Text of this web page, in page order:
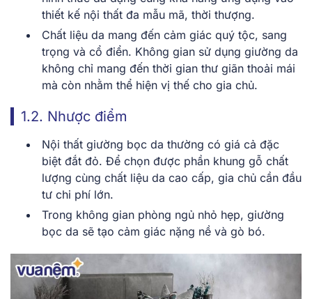
thiết kế nội thất đa mẫu mã, thời thượng.
Chất liệu da mang đến cảm giác quý tộc, sang
trọng và cổ điển. Không gian sử dụng giường da
không chỉ mang đến thời gian thư giãn thoải mái
mà còn nhằm thể hiện vị thế cho gia chủ.
1.2. Nhược điểm
Nội thất giường bọc da thường có giá cả đặc
biệt đắt đỏ. Để chọn được phần khung gỗ chất
lượng cùng chất liệu da cao cấp, gia chủ cần đầu
tư chi phí lớn.
Trong không gian phòng ngủ nhỏ hẹp, giường
bọc da sẽ tạo cảm giác nặng nề và gò bó.